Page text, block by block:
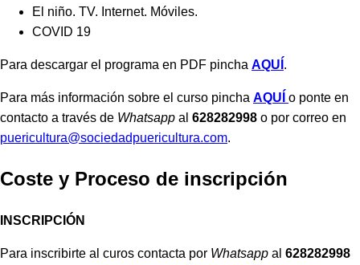
El niño. TV. Internet. Móviles.
COVID 19
Para descargar el programa en PDF pincha AQUÍ .
Para más información sobre el curso pincha AQUÍ o ponte en
contacto a través de Whatsapp al 628282998 o por correo en
puericultura@sociedadpuericultura.com.
Coste y Proceso de inscripción
INSCRIPCIÓN
Para inscribirte al curos contacta por Whatsapp al 628282998